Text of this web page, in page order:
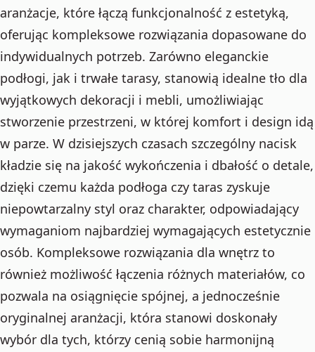
aranżacje, które łączą funkcjonalność z estetyką,
oferując kompleksowe rozwiązania dopasowane do
indywidualnych potrzeb. Zarówno eleganckie
podłogi, jak i trwałe tarasy, stanowią idealne tło dla
wyjątkowych dekoracji i mebli, umożliwiając
stworzenie przestrzeni, w której komfort i design idą
w parze. W dzisiejszych czasach szczególny nacisk
kładzie się na jakość wykończenia i dbałość o detale,
dzięki czemu każda podłoga czy taras zyskuje
niepowtarzalny styl oraz charakter, odpowiadający
wymaganiom najbardziej wymagających estetycznie
osób. Kompleksowe rozwiązania dla wnętrz to
również możliwość łączenia różnych materiałów, co
pozwala na osiągnięcie spójnej, a jednocześnie
oryginalnej aranżacji, która stanowi doskonały
wybór dla tych, którzy cenią sobie harmonijną